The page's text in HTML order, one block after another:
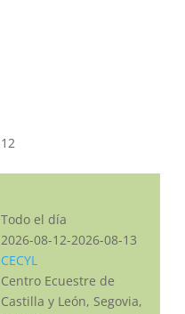
12
Todo el día
2026-08-12-2026-08-13
CECYL
Centro Ecuestre de
Castilla y León, Segovia,